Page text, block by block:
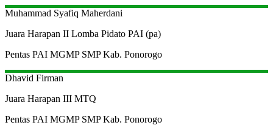
Muhammad Syafiq Maherdani
Juara Harapan II Lomba Pidato PAI (pa)
Pentas PAI MGMP SMP Kab. Ponorogo
Dhavid Firman
Juara Harapan III MTQ
Pentas PAI MGMP SMP Kab. Ponorogo